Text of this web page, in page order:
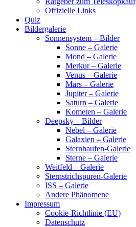
Offizielle Links
Quiz
Bildergalerie
Sonnensystem – Bilder
Sonne – Galerie
Mond – Galerie
Merkur – Galerie
Venus – Galerie
Mars – Galerie
Jupiter – Galerie
Saturn – Galerie
Kometen – Galerie
Deepsky – Bilder
Nebel – Galerie
Galaxien – Galerie
Sternhaufen-Galerie
Sterne – Galerie
Weitfeld – Galerie
Sternstrichspuren-Galerie
ISS – Galerie
Andere Phänomene
Impressum
Cookie-Richtlinie (EU)
Datenschutz